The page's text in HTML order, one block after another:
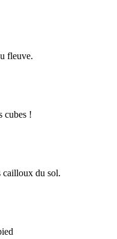
fleuve.
cubes !
cailloux du sol.